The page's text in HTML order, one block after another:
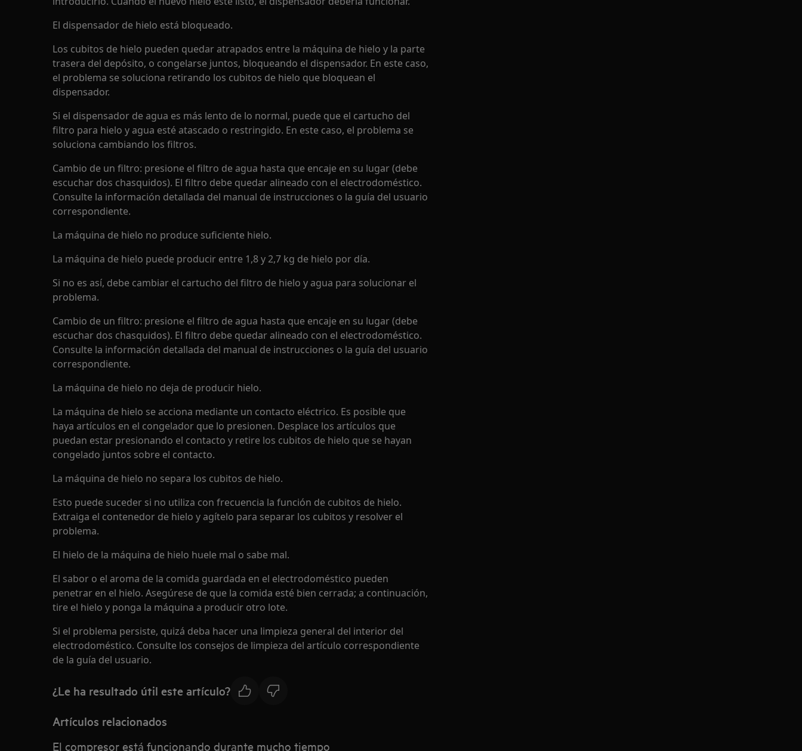
El dispensador de hielo está bloqueado.
Los cubitos de hielo pueden quedar atrapados entre la máquina de hielo y la parte
trasera del depósito, o congelarse juntos, bloqueando el dispensador. En este caso,
el problema se soluciona retirando los cubitos de hielo que bloquean el
dispensador.
Si el dispensador de agua es más lento de lo normal, puede que el cartucho del
filtro para hielo y agua esté atascado o restringido. En este caso, el problema se
soluciona cambiando los filtros.
Cambio de un filtro: presione el filtro de agua hasta que encaje en su lugar (debe
escuchar dos chasquidos). El filtro debe quedar alineado con el electrodoméstico.
Consulte la información detallada del manual de instrucciones o la guía del usuario
correspondiente.
La máquina de hielo no produce suficiente hielo.
La máquina de hielo puede producir entre 1,8 y 2,7 kg de hielo por día.
Si no es así, debe cambiar el cartucho del filtro de hielo y agua para solucionar el
problema.
Cambio de un filtro: presione el filtro de agua hasta que encaje en su lugar (debe
escuchar dos chasquidos). El filtro debe quedar alineado con el electrodoméstico.
Consulte la información detallada del manual de instrucciones o la guía del usuario
correspondiente.
La máquina de hielo no deja de producir hielo.
La máquina de hielo se acciona mediante un contacto eléctrico. Es posible que
haya artículos en el congelador que lo presionen. Desplace los artículos que
puedan estar presionando el contacto y retire los cubitos de hielo que se hayan
congelado juntos sobre el contacto.
La máquina de hielo no separa los cubitos de hielo.
Esto puede suceder si no utiliza con frecuencia la función de cubitos de hielo.
Extraiga el contenedor de hielo y agítelo para separar los cubitos y resolver el
problema.
El hielo de la máquina de hielo huele mal o sabe mal.
El sabor o el aroma de la comida guardada en el electrodoméstico pueden
penetrar en el hielo. Asegúrese de que la comida esté bien cerrada; a continuación,
tire el hielo y ponga la máquina a producir otro lote.
Si el problema persiste, quizá deba hacer una limpieza general del interior del
electrodoméstico. Consulte los consejos de limpieza del artículo correspondiente
de la guía del usuario.
¿Le ha resultado útil este artículo?
Artículos relacionados
El compresor está funcionando durante mucho tiempo